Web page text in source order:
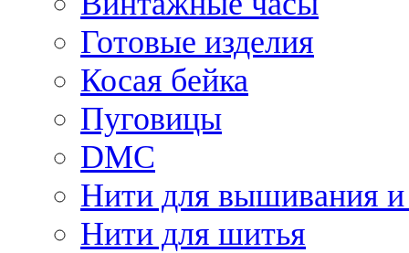
Готовые изделия
Косая бейка
Пуговицы
DMC
Нити для вышивания и
Нити для шитья